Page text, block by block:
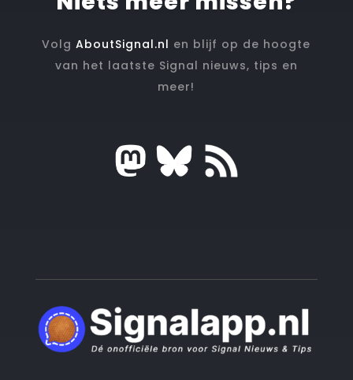
VolgAboutSignal.nl en blijf op de hoogte
van het laatste Signal nieuws, tips en
meer!